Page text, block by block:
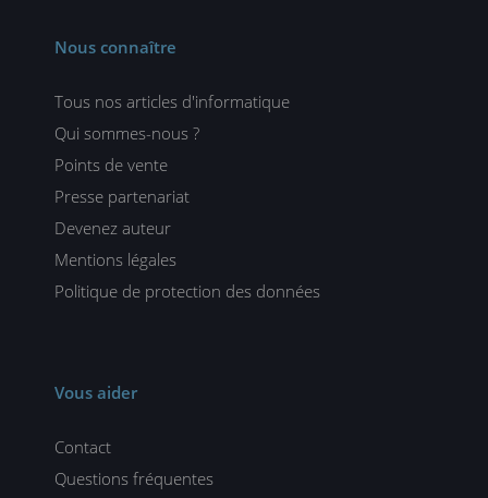
Nous connaître
Tous nos articles d'informatique
Qui sommes-nous ?
Points de vente
Presse partenariat
Devenez auteur
Mentions légales
Politique de protection des données
Vous aider
Contact
Questions fréquentes